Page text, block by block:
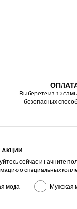
Выберете из 12
безопасных
АКЦИИ
сейчас и начните
о специальных
мода Мужская